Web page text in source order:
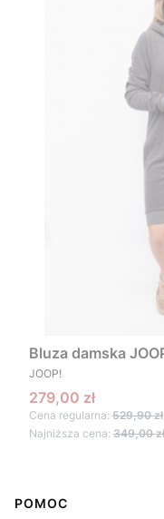
Bluza damska
PRODUCENT
JOOP!
Cena promocyjna
279,00 zł
Cena regularna: 529,90 zł
Najniższa cena: 349,00 zł
Linki w stopce
POMOC